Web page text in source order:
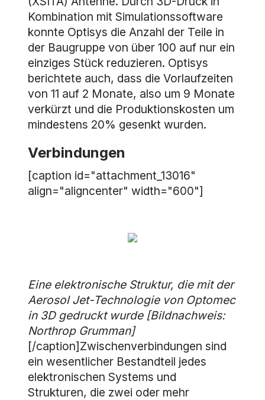
Kombination mit Simulationssoftware
konnte Optisys die Anzahl der Teile in
der Baugruppe von über 100 auf nur ein
einziges Stück reduzieren. Optisys
berichtete auch, dass die Vorlaufzeiten
von 11 auf 2 Monate, also um 9 Monate
verkürzt und die Produktionskosten um
mindestens 20% gesenkt wurden.
Verbindungen
[caption id="attachment_13016"
align="aligncenter" width="600"]
Eine elektronische Struktur, die mit der
Aerosol Jet-Technologie von Optomec
in 3D gedruckt wurde [Bildnachweis:
Northrop Grumman]
[/caption]Zwischenverbindungen sind
ein wesentlicher Bestandteil jedes
elektronischen Systems und
Strukturen, die zwei oder mehr